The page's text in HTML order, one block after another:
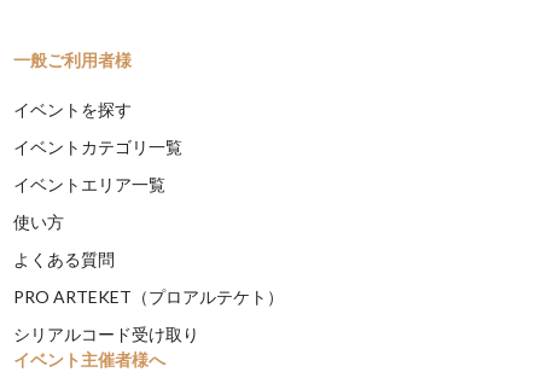
一般ご利用者様
イベントを探す
イベントカテゴリ一覧
イベントエリア一覧
使い方
よくある質問
PRO ARTEKET（プロアルテケト）
シリアルコード受け取り
イベント主催者様へ